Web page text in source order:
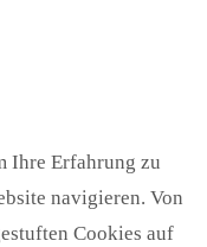
Ihre Erfahrung zu
navigieren. Von
Cookies auf